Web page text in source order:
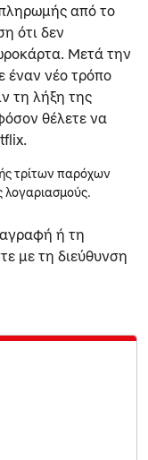
από το
ότι δεν
Μετά την
έναν νέο τρόπο
τη λήξη της
θέλετε να
τρίτων παρόχων
ή τη
με τη διεύθυνση